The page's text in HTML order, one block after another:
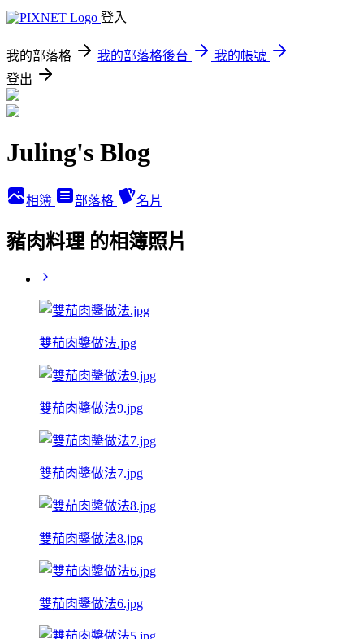
登入
我的部落格 我的部落格後台
我的帳號
登出
Juling's Blog
相簿 部落格 名片
豬肉料理 的相簿照片
雙茄肉醬做法.jpg
雙茄肉醬做法9.jpg
雙茄肉醬做法7.jpg
雙茄肉醬做法8.jpg
雙茄肉醬做法6.jpg